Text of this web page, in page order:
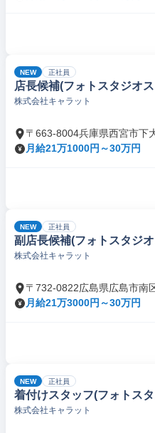
NEW 正社員
店長候補(フォトスタジオ
株式会社キャラット
〒663-8004兵庫県西宮市下
月給21万1000円～30万円
NEW 正社員
副店長候補(フォトスタジ
株式会社キャラット
〒732-0822広島県広島市南
月給21万3000円～30万円
NEW 正社員
着付けスタッフ(フォトス
株式会社キャラット